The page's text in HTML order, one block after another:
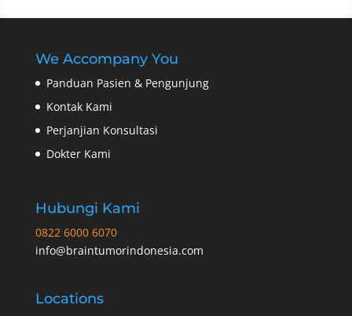
We Accompany You
Panduan Pasien & Pengunjung
Kontak Kami
Perjanjian Konsultasi
Dokter Kami
Hubungi Kami
0822 6000 6070
info@braintumorindonesia.com
Locations